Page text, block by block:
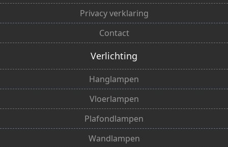
Privacy verklaring
Contact
Verlichting
Hanglampen
Vloerlampen
Plafondlampen
Wandlampen